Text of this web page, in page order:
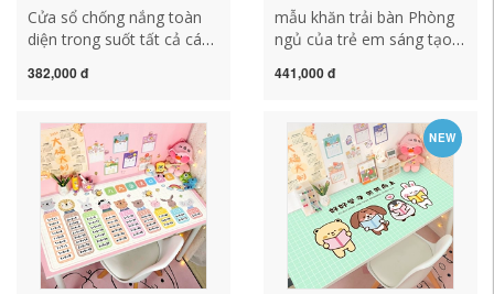
Cửa sổ chống nắng toàn
diện trong suốt tất cả các
nhân Sáng tạo cá nhân
hình kính mờ khăn trải bàn
gấm khan trải bàn
382,000 đ
mẫu khăn trải bàn Phòng
ngủ của trẻ em sáng tạo
end Cửa ra vào Kim dán
túc xá Creative Creativer
khăn trải bàn gấm khăn
trải bàn lớp học
441,000 đ
NEW